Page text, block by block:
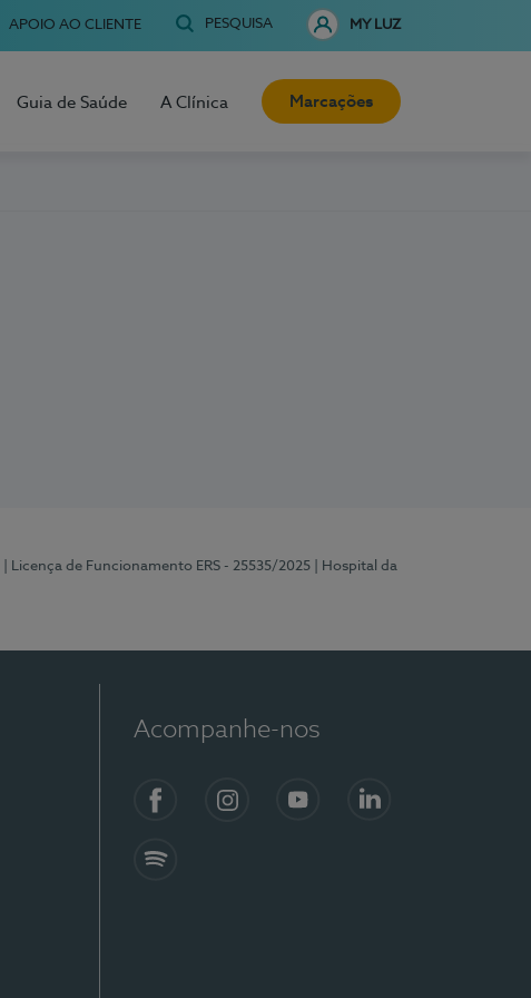
APOIO AO CLIENTE PESQUISA MY LUZ
Guia de Saúde A Clínica Marcações
| Licença de Funcionamento ERS - 25535/2025
| Hospital da
Acompanhe-nos